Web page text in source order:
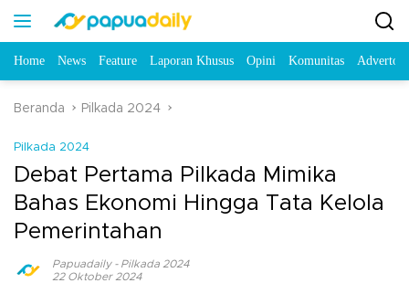
Home News Feature Laporan Khusus Opini Komunitas
Beranda Pilkada 2024
Pilkada 2024
Debat Pertama Pilkada Mimika
Bahas Ekonomi Hingga Tata Kelola
Pemerintahan
Papuadaily- Pilkada 2024
22 Oktober 2024